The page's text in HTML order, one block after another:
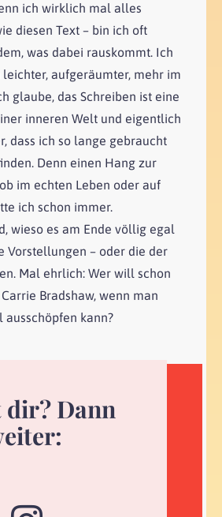
ich wirklich mal alles
diesen Text – bin ich oft
was dabei rauskommt. Ich
aufgeräumter, mehr im
glaube, das Schreiben ist eine
inneren Welt und eigentlich
dass ich so lange gebraucht
Denn einen Hang zur
im echten Leben oder auf
ich schon immer.
wieso es am Ende völlig egal
Vorstellungen – oder die der
Mal ehrlich: Wer will schon
Bradshaw, wenn man
ausschöpfen kann?
dir? Dann